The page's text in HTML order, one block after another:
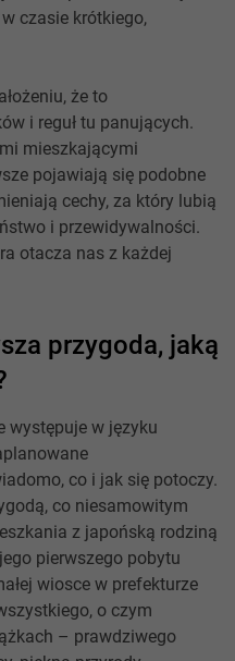
czasie krótkiego,
że to
i reguł tu panujących.
mieszkającymi
pojawiają się podobne
cechy, za który lubią
i przewidywalności.
otacza nas z każdej
przygoda, jaką
występuje w języku
co i jak się potoczy.
co niesamowitym
z japońską rodziną
pierwszego pobytu
wiosce w prefekturze
o czym
– prawdziwego